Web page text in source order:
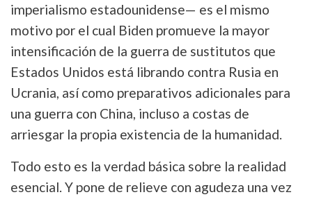
imperialismo estadounidense— es el mismo
motivo por el cual Biden promueve la mayor
intensificación de la guerra de sustitutos que
Estados Unidos está librando contra Rusia en
Ucrania, así como preparativos adicionales para
una guerra con China, incluso a costas de
arriesgar la propia existencia de la humanidad.
Todo esto es la verdad básica sobre la realidad
esencial. Y pone de relieve con agudeza una vez